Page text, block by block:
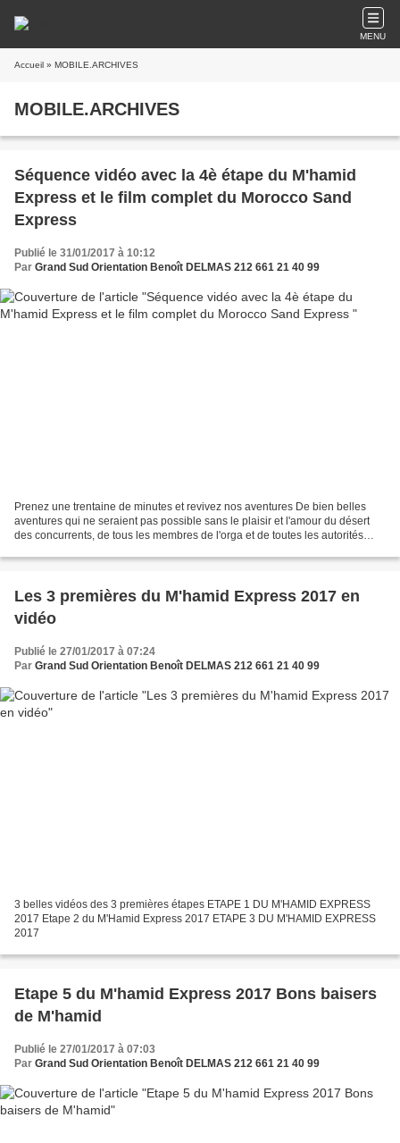
MENU
Accueil » MOBILE.ARCHIVES
MOBILE.ARCHIVES
Séquence vidéo avec la 4è étape du M'hamid
Express et le film complet du Morocco Sand
Express
Publié le 31/01/2017 à 10:12
Par Grand Sud Orientation Benoît DELMAS 212 661 21 40 99
Prenez une trentaine de minutes et revivez nos aventures De bien belles
aventures qui ne seraient pas possible sans le plaisir et l'amour du désert
des concurrents, de tous les membres de l'orga et de toutes les autorités
Les 3 premières du M'hamid Express 2017 en
vidéo
Publié le 27/01/2017 à 07:24
Par Grand Sud Orientation Benoît DELMAS 212 661 21 40 99
3 belles vidéos des 3 premières étapes ETAPE 1 DU M'HAMID EXPRESS
2017 Etape 2 du M'Hamid Express 2017 ETAPE 3 DU M'HAMID EXPRESS
2017
Etape 5 du M'hamid Express 2017 Bons baisers
de M'hamid
Publié le 27/01/2017 à 07:03
Par Grand Sud Orientation Benoît DELMAS 212 661 21 40 99